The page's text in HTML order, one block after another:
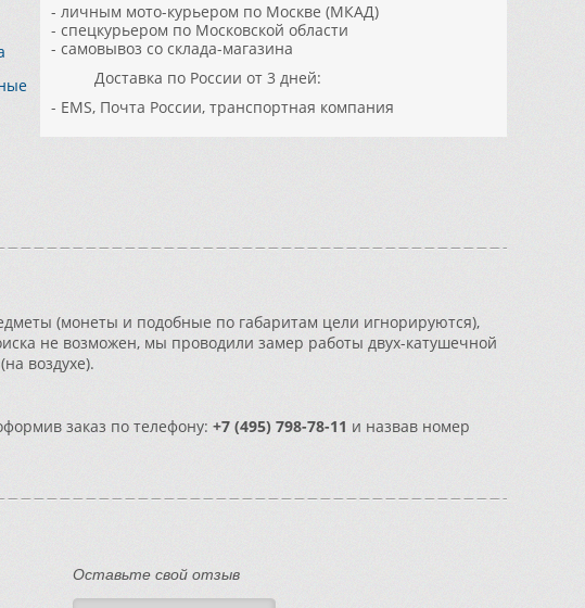
- личным мото-курьером по Москве (МКАД)
- спецкурьером по Московской области
- самовывоз со склада-магазина
Доставка по России от 3 дней:
- EMS, Почта России, транспортная компания
(монеты и подобные по габаритам цели игнорируются),
не возможен, мы проводили замер работы двух-катушечной
воздухе).
заказ по телефону: +7 (495) 798-78-11 и назвав номер
Оставьте свой отзыв